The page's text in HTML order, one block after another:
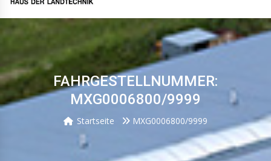
FAHRGESTELLNUMMER:
MXG0006800/9999
Startseite MXG0006800/9999